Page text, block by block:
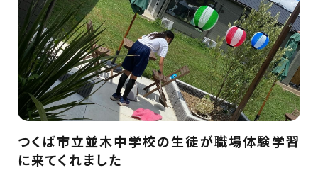
つくば市立並木中学校の生徒が職場体験学習
に来てくれました